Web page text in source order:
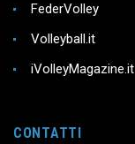
FederVolley
Volleyball.it
iVolleyMagazine.it
CONTATTI